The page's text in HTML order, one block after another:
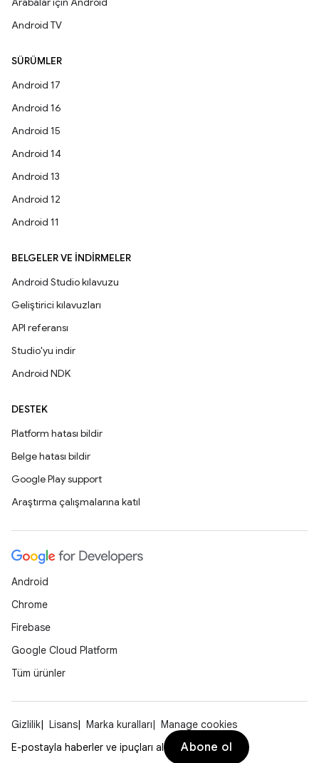
Android TV
SÜRÜMLER
Android 17
Android 16
Android 15
Android 14
Android 13
Android 12
Android 11
BELGELER VE İNDIRMELER
Android Studio kılavuzu
Geliştirici kılavuzları
API referansı
Studio'yu indir
Android NDK
DESTEK
Platform hatası bildir
Belge hatası bildir
Google Play support
Araştırma çalışmalarına katıl
Android
Chrome
Firebase
Google Cloud Platform
Tüm ürünler
Gizlilik Lisans Marka kuralları
Manage cookies
E-postayla haberler ve ipuçları al
Abone ol